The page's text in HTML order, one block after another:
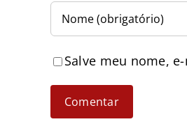
Salve meu nome,